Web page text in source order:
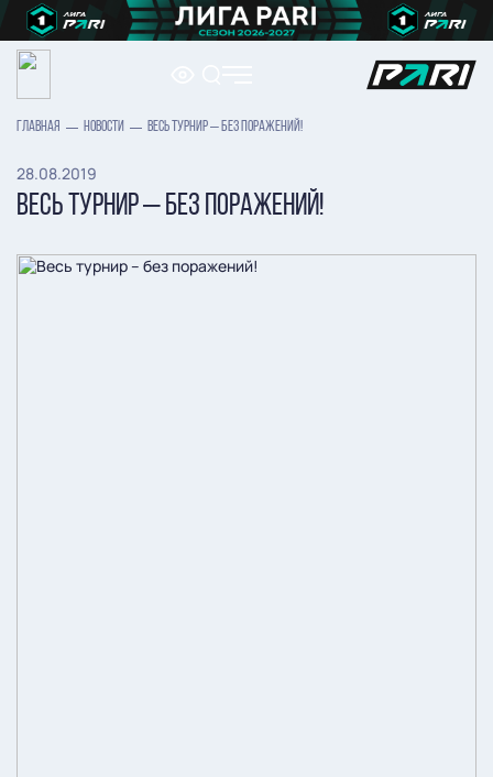
ГЛАВНАЯ НОВОСТИ ВЕСЬ ТУРНИР – БЕЗ ПОРАЖЕНИЙ!
28.08.2019
ВЕСЬ ТУРНИР – БЕЗ ПОРАЖЕНИЙ!